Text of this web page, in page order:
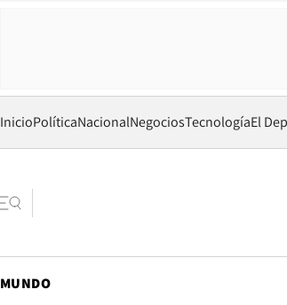
InicioPolíticaNacionalNegociosTecnologíaEl
MUNDO